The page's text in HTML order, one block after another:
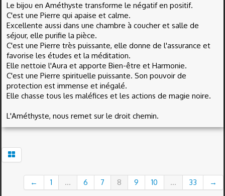
Le bijou en Améthyste transforme le négatif en positif.
C'est une Pierre qui apaise et calme.
Excellente aussi dans une chambre à coucher et salle de
séjour, elle purifie la pièce.
C'est une Pierre très puissante, elle donne de l'assurance et
favorise les études et la méditation.
Elle nettoie l'Aura et apporte Bien-être et Harmonie.
C'est une Pierre spirituelle puissante. Son pouvoir de
protection est immense et inégalé.
Elle chasse tous les maléfices et les actions de magie noire.
L'Améthyste, nous remet sur le droit chemin.
← 1 ... 6 7 8 9 10 ... 33 →